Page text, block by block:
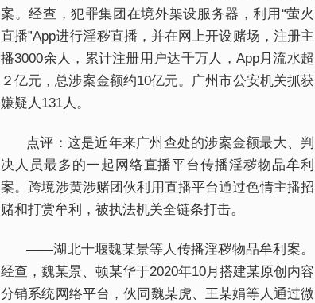
案。经查，犯罪集团在境外架设服务器，利用“萤火
直播”App进行淫秽直播，并在网上开设赌场，注册主
播3000余人，累计注册用户达千万人，App月流水超
２亿元，总涉案金额约10亿元。广州市公安机关抓获
嫌疑人131人。
点评：这是近年来广州查处的涉案金额最大、判
决人员最多的一起网络直播平台传播淫秽物品牟利
案。跨境涉黄涉赌团伙利用直播平台通过色情主播招
赌和打赏牟利，被执法机关全链条打击。
——湖北十堰魏某景等人传播淫秽物品牟利案。
经查，魏某景、顿某华于2020年10月搭建某原创内容
分销系统网络平台，伙同魏某虎、王某娟等人通过微